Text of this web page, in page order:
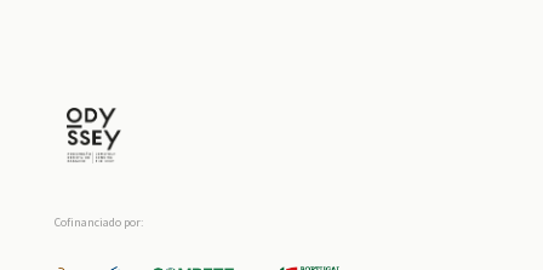
Cofinanciado por: